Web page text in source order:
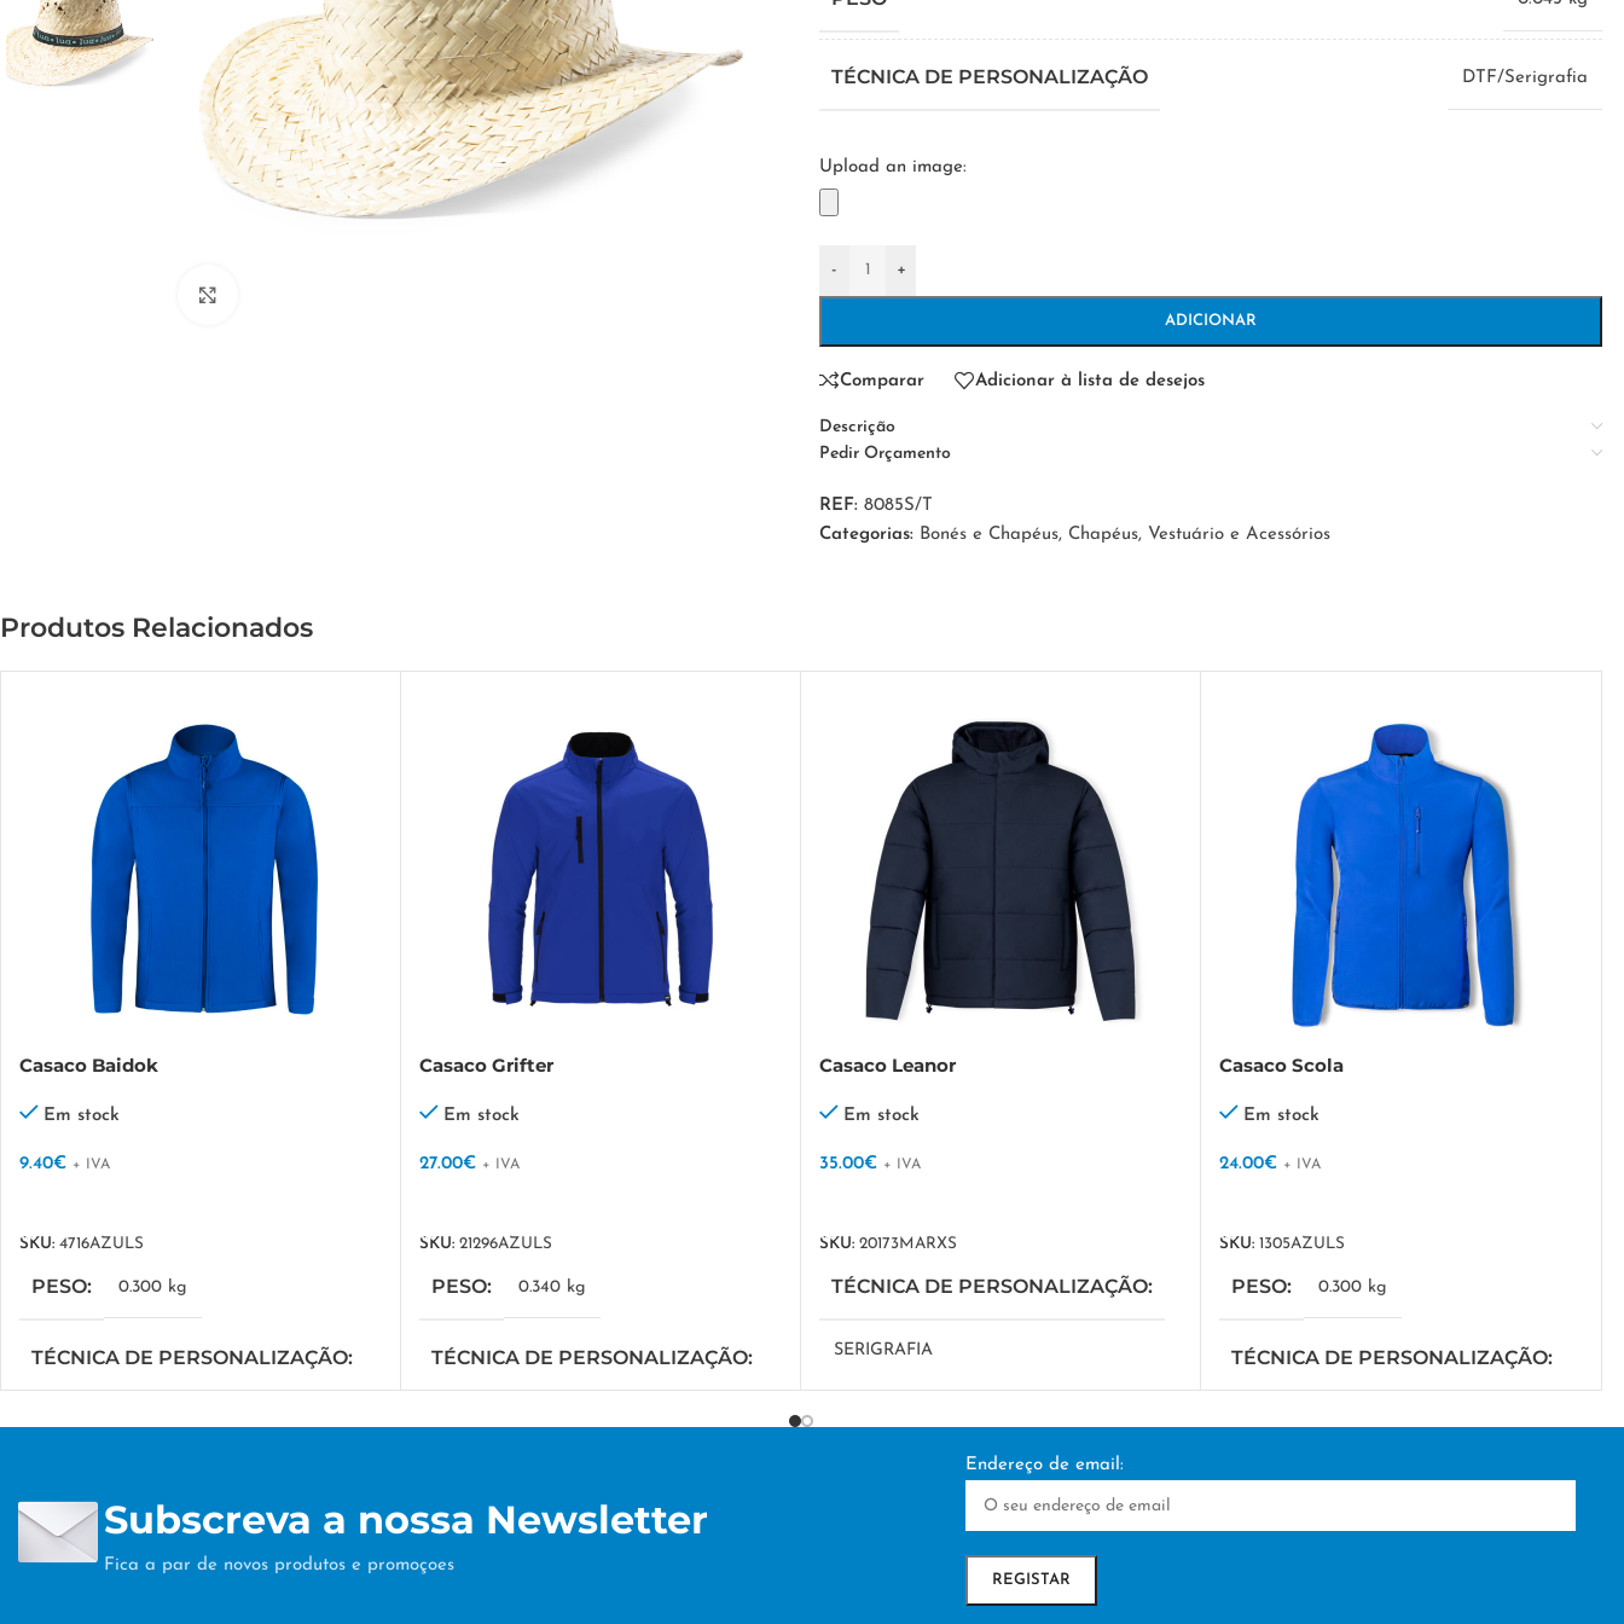
TÉCNICA DE PERSONALIZAÇÃO DTF/Serigrafia
Upload an image:
- +
ADICIONAR
Comparar Adicionar à lista de desejos
Descrição
Pedir Orçamento
REF: 8085S/T
Categorias: Bonés e Chapéus, Chapéus, Vestuário e Acessórios
Produtos Relacionados
Casaco Baidok
Em stock
9.40€ + IVA
SKU: 4716AZULS
PESO 0.300 kg
TÉCNICA DE PERSONALIZAÇÃO
Casaco Grifter
Em stock
27.00€ + IVA
SKU: 21296AZULS
PESO 0.340 kg
TÉCNICA DE PERSONALIZAÇÃO
Casaco Leanor
Em stock
35.00€ + IVA
SKU: 20173MARXS
TÉCNICA DE PERSONALIZAÇÃO
SERIGRAFIA
Casaco Scola
Em stock
24.00€ + IVA
SKU: 1305AZULS
PESO 0.300 kg
TÉCNICA DE PERSONALIZAÇÃO
Subscreva a nossa Newsletter
Fica a par de novos produtos e promoçoes
Endereço de email: